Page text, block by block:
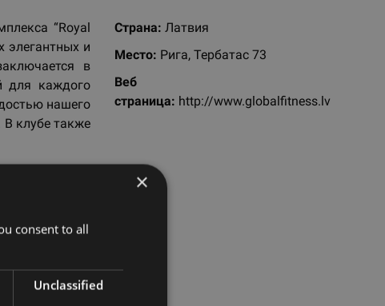
“Royal
элегантных и
в
для каждого
нашего
клубе также
Страна: Латвия
Место: Рига, Тербатас 73
Веб
страницa: http://www.globalfitness.lv
×
consent to all
Unclassified